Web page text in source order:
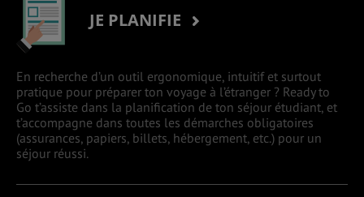
JE PLANIFIE
En recherche d’un outil ergonomique, intuitif et surtout
pratique pour préparer ton voyage à l’étranger ? Ready to
Go t’assiste dans la planification de ton séjour étudiant, et
t’accompagne dans toutes les démarches obligatoires
(assurances, papiers, billets, hébergement, etc.) pour un
séjour réussi.